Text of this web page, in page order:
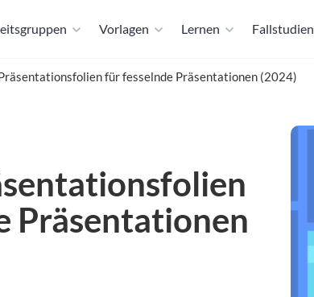
Vorlagen Lernen Fallstudien
für fesselnde Präsentationen (2024)
Präsentationen